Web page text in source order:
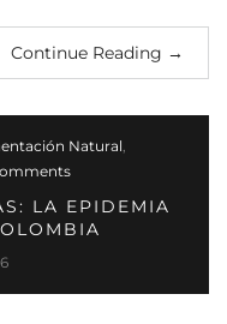
Continue Reading →
Natural
LA EPIDEMIA